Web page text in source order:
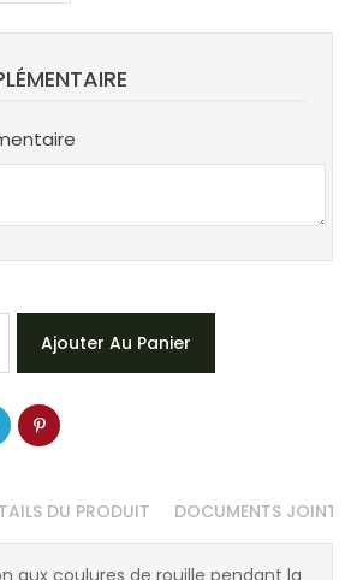
Ajouter Au Panier
DU PRODUIT DOCUMENTS JOINTS
aux coulures de rouille pendant la